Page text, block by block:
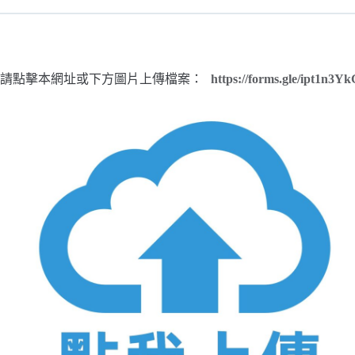
請點擊本網址或下方圖片上傳檔案： https://forms.gle/